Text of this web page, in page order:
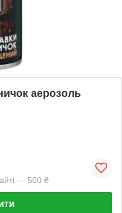
аерозоль
— 500 ₴